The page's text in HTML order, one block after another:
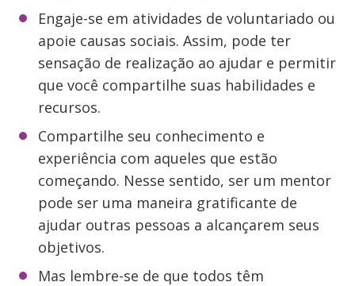
Engaje-se em atividades de voluntariado ou
apoie causas sociais. Assim, pode ter
sensação de realização ao ajudar e permitir
que você compartilhe suas habilidades e
recursos.
Compartilhe seu conhecimento e
experiência com aqueles que estão
começando. Nesse sentido, ser um mentor
pode ser uma maneira gratificante de
ajudar outras pessoas a alcançarem seus
objetivos.
Mas lembre-se de que todos têm